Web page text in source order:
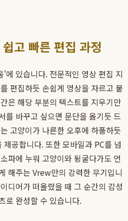
고 빠른 편집 과정
있습니다. 전문적인 영상 편집 지
편집하듯 손쉽게 영상을 자르고 붙
은 해당 부분의 텍스트를 지우기만
를 바꾸고 싶으면 문단을 옮기듯 드
고양이가 나른한 오후에 하품하듯
공합니다. 또한 모바일과 PC를 넘
파에 누워 고양이와 뒹굴다가도 언
해주는 Vrew만의 강력한 무기입니
디어가 떠올랐을 때 그 순간의 감성
로 완성할 수 있습니다.